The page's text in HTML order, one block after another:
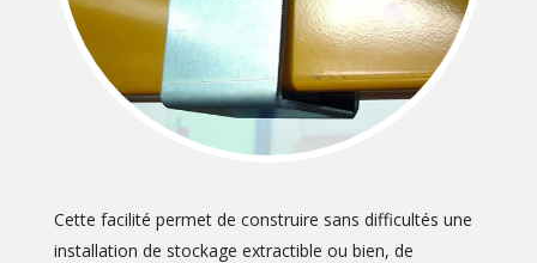
Cette facilité permet de construire sans difficultés une
installation de stockage extractible ou bien, de